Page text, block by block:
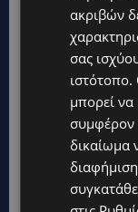
Topics
UPDATES
ΦΕΙΔΙΑΣ
Ισαάκ και
ακριβών
σας
μπορεί να
συμφέρον
δικαίωμα